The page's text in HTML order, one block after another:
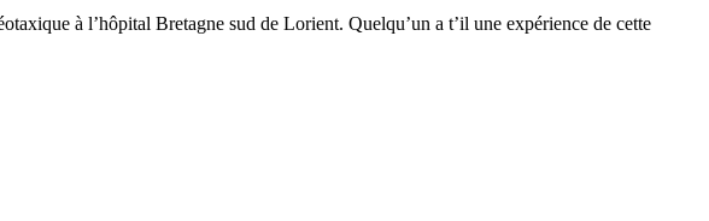
à l’hôpital Bretagne sud de Lorient. Quelqu’un a t’il une expérience de cette